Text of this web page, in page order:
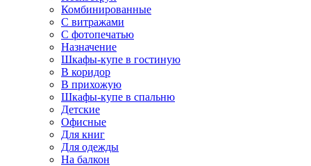
Комбинированные
С витражами
С фотопечатью
Назначение
Шкафы-купе в гостиную
В коридор
В прихожую
Шкафы-купе в спальню
Детские
Офисные
Для книг
Для одежды
На балкон